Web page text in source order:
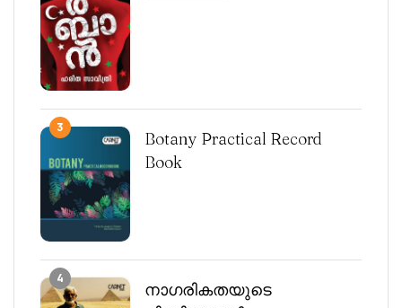
3
Botany Practical Record
Book
4
നാഗരികതയുടെ